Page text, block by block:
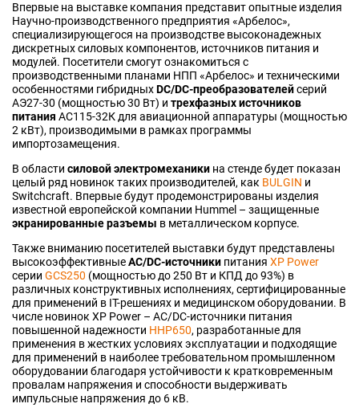
Впервые на выставке компания представит опытные изделия
Научно-производственного предприятия «Арбелос»,
специализирующегося на производстве высоконадежных
дискретных силовых компонентов, источников питания и
модулей. Посетители смогут ознакомиться с
производственными планами НПП «Арбелос» и техническими
особенностями гибридныхDC/DC-преобразователейсерий
АЭ27-30 (мощностью 30 Вт) и трехфазных источников
питания АС115-32К для авиационной аппаратуры (мощностью
2 кВт), производимыми в рамках программы
импортозамещения.
В области силовой электромеханики на стенде будет показан
целый ряд новинок таких производителей, как BULGIN и
Switchcraft. Впервые будут продемонстрированы изделия
известной европейской компании Hummel – защищенные
экранированные разъемы в металлическом корпусе.
Также вниманию посетителей выставки будут представлены
высокоэффективныеAC/DC-источники питания XP Power
серии GCS250 (мощностью до 250 Вт и КПД до 93%) в
различных конструктивных исполнениях, сертифицированные
для применений в IT-решениях и медицинском оборудовании. В
числе новинок XP Power – AC/DC-источники питания
повышенной надежности HHP650, разработанные для
применения в жестких условиях эксплуатации и подходящие
для применений в наиболее требовательном промышленном
оборудовании благодаря устойчивости к кратковременным
провалам напряжения и способности выдерживать
импульсные напряжения до 6 кВ.